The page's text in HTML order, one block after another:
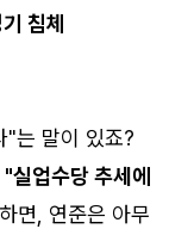
침체
"는 말이 있죠?
"실업수당 추세에
면, 연준은 아무